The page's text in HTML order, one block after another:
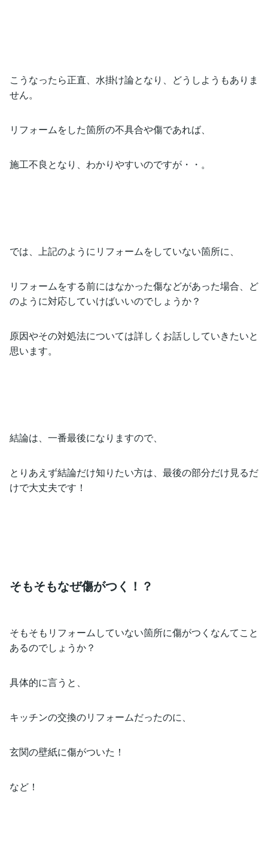
こうなったら正直、水掛け論となり、どうしようもありま
せん。
リフォームをした箇所の不具合や傷であれば、
施工不良となり、わかりやすいのですが・・。
では、上記のようにリフォームをしていない箇所に、
リフォームをする前にはなかった傷などがあった場合、ど
のように対応していけばいいのでしょうか？
原因やその対処法については詳しくお話ししていきたいと
思います。
結論は、一番最後になりますので、
とりあえず結論だけ知りたい方は、最後の部分だけ見るだ
けで大丈夫です！
そもそもなぜ傷がつく！？
そもそもリフォームしていない箇所に傷がつくなんてこと
あるのでしょうか？
具体的に言うと、
キッチンの交換のリフォームだったのに、
玄関の壁紙に傷がついた！
など！